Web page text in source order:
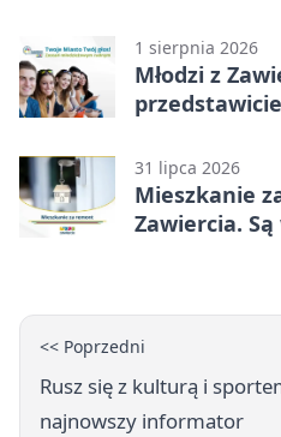
1 sierpnia 2026
Młodzi z
31 lipca 2026
Mieszkanie
Zawiercia.
<< Poprzedni
Rusz się z kulturą i
najnowszy informator